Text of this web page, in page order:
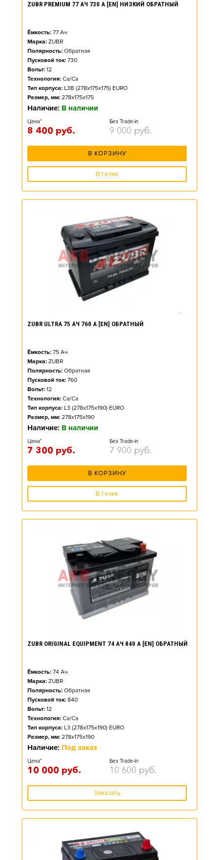
ZUBR PREMIUM 77 АЧ 730 А [EN] НИЗКИЙ ОБРАТНЫЙ
Ёмкость: 77 Ач
Марка: ZUBR
Полярность: Обратная
Пусковой ток: 730
Вольт: 12
Технология: Ca/Ca
Тип корпуса: L3B (278x175x175) EURO
Размер, мм: 278x175x175
Наличие: В наличии
Цена*
8 400 руб.
Без Trade-in
9 000 руб.
В КОРЗИНУ
В 1 клик
ZUBR ULTRA 75 АЧ 760 А [EN] ОБРАТНЫЙ
Ёмкость: 75 Ач
Марка: ZUBR
Полярность: Обратная
Пусковой ток: 760
Вольт: 12
Технология: Ca/Ca
Тип корпуса: L3 (278x175x190) EURO
Размер, мм: 278x175x190
Наличие: В наличии
Цена*
7 300 руб.
Без Trade-in
7 900 руб.
В КОРЗИНУ
В 1 клик
ZUBR ORIGINAL EQUIPMENT 74 АЧ 840 А [EN] ОБРАТНЫЙ
Ёмкость: 74 Ач
Марка: ZUBR
Полярность: Обратная
Пусковой ток: 840
Вольт: 12
Технология: Ca/Ca
Тип корпуса: L3 (278x175x190) EURO
Размер, мм: 278x175x190
Наличие: Под заказ
Цена*
10 000 руб.
Без Trade-in
10 600 руб.
Заказать